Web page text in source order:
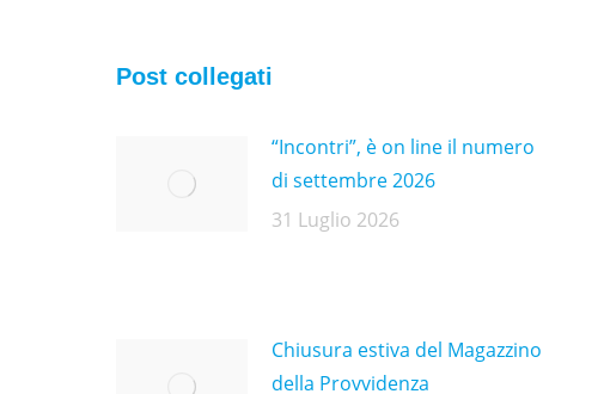
Post collegati
“Incontri”, è on line il numero
di settembre 2026
31 Luglio 2026
Chiusura estiva del Magazzino
della Provvidenza